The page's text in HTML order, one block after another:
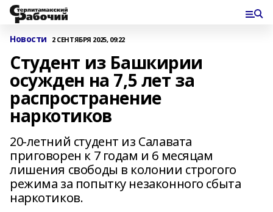
Новости 2 СЕНТЯБРЯ 2025, 09:22
Студент из Башкирии
осужден на 7,5 лет за
распространение
наркотиков
20-летний студент из Салавата
приговорен к 7 годам и 6 месяцам
лишения свободы в колонии строгого
режима за попытку незаконного сбыта
наркотиков.